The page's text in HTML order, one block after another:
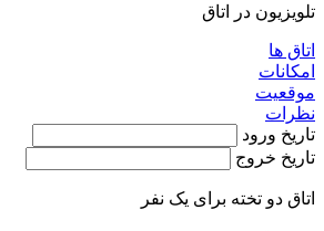
تلویزیون در اتاق
اتاق ها
امکانات
موقعیت
نظرات
تاریخ ورود
تاریخ خروج
اتاق دو تخته برای یک نفر